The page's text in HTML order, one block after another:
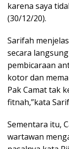
karena saya
(30/12/20).
Sarifah
secara
pembicaraan
kotor dan
Pak Camat tak
fitnah,”kata
Sementara itu,
wartawan